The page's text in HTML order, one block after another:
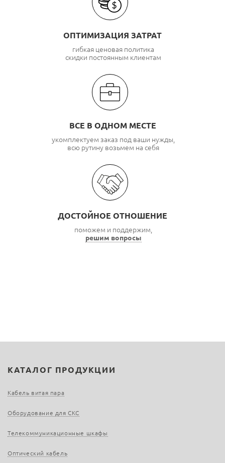
ОПТИМИЗАЦИЯ ЗАТРАТ
гибкая ценовая политика
скидки постоянным клиентам
ВСЕ В ОДНОМ МЕСТЕ
укомплектуем заказ под ваши нужды,
всю рутину возьмем на себя
ДОСТОЙНОЕ ОТНОШЕНИЕ
поможем и поддержим,
решим вопросы
КАТАЛОГ ПРОДУКЦИИ
Кабель витая пара
Оборудование для СКС
Телекоммуникационные шкафы
Оптический кабель